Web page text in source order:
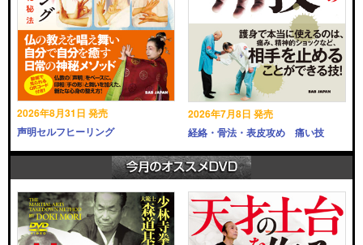
2026年8月31日 発売
声明セルフヒーリング
2026年7月8日 発売
経絡・骨法・表皮攻め 痛い技